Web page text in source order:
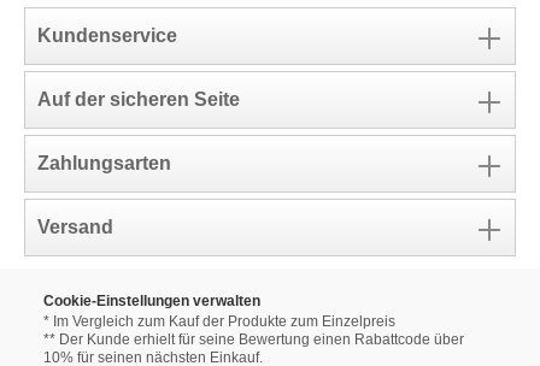
Kundenservice
Auf der sicheren Seite
Zahlungsarten
Versand
Cookie-Einstellungen verwalten
* Im Vergleich zum Kauf der Produkte zum Einzelpreis
** Der Kunde erhielt für seine Bewertung einen Rabattcode über
10% für seinen nächsten Einkauf.